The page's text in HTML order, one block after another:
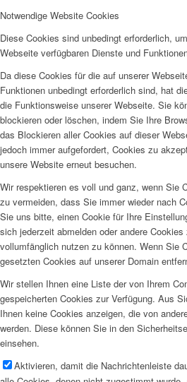
Notwendige Website Cookies
Diese Cookies sind unbedingt erforderlich,
Webseite verfügbaren Dienste und
Da diese Cookies für die auf unserer
Funktionen unbedingt erforderlich sind, hat
die Funktionsweise unserer Webseite. Sie
blockieren oder löschen, indem Sie Ihre
das Blockieren aller Cookies auf dieser
jedoch immer aufgefordert, Cookies zu
unsere Website erneut besuchen.
Wir respektieren es voll und ganz, wenn Sie
zu vermeiden, dass Sie immer wieder nach
Sie uns bitte, einen Cookie für Ihre
sich jederzeit abmelden oder andere
vollumfänglich nutzen zu können. Wenn Sie
gesetzten Cookies auf unserer Domain
Wir stellen Ihnen eine Liste der von Ihrem
gespeicherten Cookies zur Verfügung. Aus
Ihnen keine Cookies anzeigen, die von
werden. Diese können Sie in den
einsehen.
Aktivieren, damit die Nachrichtenleiste